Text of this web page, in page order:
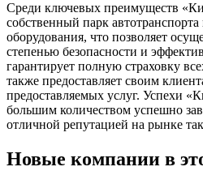
Среди ключевых преимуществ
собственный парк
оборудования, что позволяет
степенью безопасности и
гарантирует полную страховку
также предоставляет своим
предоставляемых услуг. Успехи
большим количеством успешно
отличной репутацией на рынке
Новые компании в